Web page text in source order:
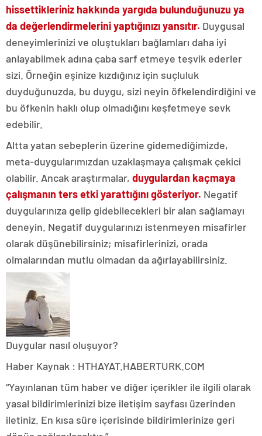
hissettikleriniz hakkında yargıda bulunduğunuzu ya
da değerlendirmelerini yaptığınızı yansıtır. Duygusal
deneyimlerinizi ve oluştukları bağlamları daha iyi
anlayabilmek adına çaba sarf etmeye teşvik ederler
sizi. Örneğin eşinize kızdığınız için suçluluk
duyduğunuzda, bu duygu, sizi neyin öfkelendirdiğini ve
bu öfkenin haklı olup olmadığını keşfetmeye sevk
edebilir.
Altta yatan sebeplerin üzerine gidemediğimizde,
meta-duygularımızdan uzaklaşmaya çalışmak çekici
olabilir. Ancak araştırmalar, duygulardan kaçmaya
çalışmanın ters etki yarattığını gösteriyor. Negatif
duygularınıza gelip gidebilecekleri bir alan sağlamayı
deneyin. Negatif duygularınızı istenmeyen misafirler
olarak düşünebilirsiniz; misafirlerinizi, orada
olmalarından mutlu olmadan da ağırlayabilirsiniz.
Duygular nasıl oluşuyor?
Haber Kaynak : HTHAYAT.HABERTURK.COM
“Yayınlanan tüm haber ve diğer içerikler ile ilgili olarak
yasal bildirimlerinizi bize iletişim sayfası üzerinden
iletiniz. En kısa süre içerisinde bildirimlerinize geri